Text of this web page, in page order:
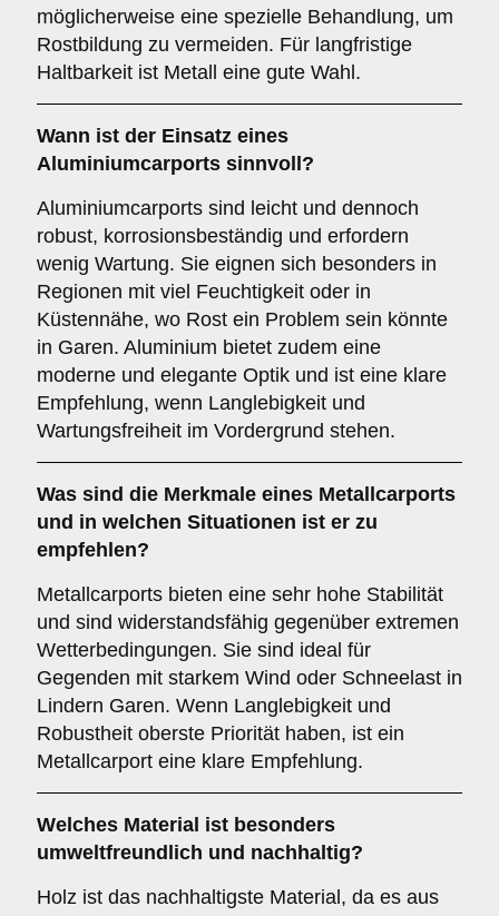
möglicherweise eine spezielle Behandlung, um
Rostbildung zu vermeiden. Für langfristige
Haltbarkeit ist Metall eine gute Wahl.
Wann ist der Einsatz eines
Aluminiumcarports sinnvoll?
Aluminiumcarports sind leicht und dennoch
robust, korrosionsbeständig und erfordern
wenig Wartung. Sie eignen sich besonders in
Regionen mit viel Feuchtigkeit oder in
Küstennähe, wo Rost ein Problem sein könnte
in Garen. Aluminium bietet zudem eine
moderne und elegante Optik und ist eine klare
Empfehlung, wenn Langlebigkeit und
Wartungsfreiheit im Vordergrund stehen.
Was sind die Merkmale eines Metallcarports
und in welchen Situationen ist er zu
empfehlen?
Metallcarports bieten eine sehr hohe Stabilität
und sind widerstandsfähig gegenüber extremen
Wetterbedingungen. Sie sind ideal für
Gegenden mit starkem Wind oder Schneelast in
Lindern Garen. Wenn Langlebigkeit und
Robustheit oberste Priorität haben, ist ein
Metallcarport eine klare Empfehlung.
Welches Material ist besonders
umweltfreundlich und nachhaltig?
Holz ist das nachhaltigste Material, da es aus